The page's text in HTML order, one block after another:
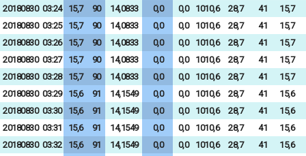
20180830 03:24 15,7 90 14,0833 0,0 0,0 1010,6 28,7 41
15,7
20180830 03:25 15,7 90 14,0833 0,0 0,0 1010,6 28,7 41
15,7
20180830 03:26 15,7 90 14,0833 0,0 0,0 1010,6 28,7 41
15,7
20180830 03:27 15,7 90 14,0833 0,0 0,0 1010,6 28,7 41
15,7
20180830 03:28 15,7 90 14,0833 0,0 0,0 1010,6 28,7 41
15,7
20180830 03:29 15,6 91 14,1549 0,0 0,0 1010,6 28,7 41
15,6
20180830 03:30 15,6 91 14,1549 0,0 0,0 1010,6 28,7 41
15,6
20180830 03:31 15,6 91 14,1549 0,0 0,0 1010,6 28,7 41
15,6
20180830 03:32 15,6 91 14,1549 0,0 0,0 1010,6 28,7 41
15,6